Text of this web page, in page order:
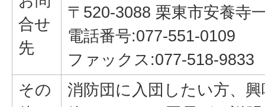
合せ
先
〒520-3088 栗東市安養寺
電話番号:077-551-0109
ファックス:077-518-9833
その
消防団に入団したい方、